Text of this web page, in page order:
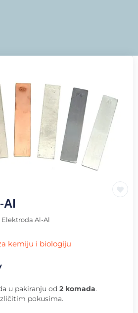
Al
Elektroda Al-Al
kemiju i biologiju
u pakiranju od 2 komada.
pokusima.